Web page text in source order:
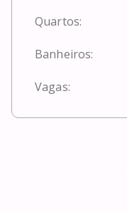
Quartos:
Banheiros:
Vagas: